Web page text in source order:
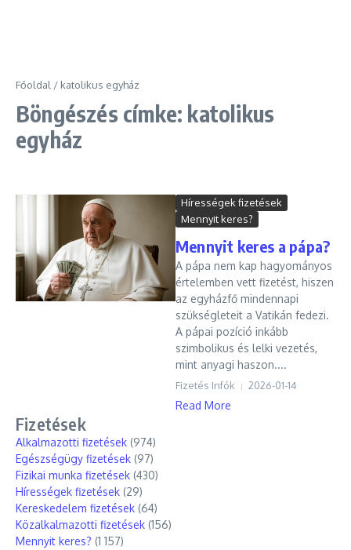
Főoldal / katolikus egyház
Böngészés címke: katolikus
egyház
Hírességek fizetések
Mennyit keres?
Mennyit keres a pápa?
A pápa nem kap hagyományos
értelemben vett fizetést, hiszen
az egyházfő mindennapi
szükségleteit a Vatikán fedezi.
A pápai pozíció inkább
szimbolikus és lelki vezetés,
mint anyagi haszon....
Fizetés Infók 2026-01-14
Read More
Fizetések
Alkalmazotti fizetések (974)
Egészségügy fizetések (97)
Fizikai munka fizetések (430)
Hírességek fizetések (29)
Kereskedelem fizetések (64)
Közalkalmazotti fizetések (156)
Mennyit keres? (1 157)